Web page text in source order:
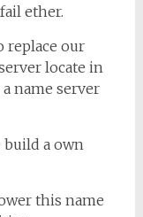
ether.
replace our
locate in
name server
build a own
this name